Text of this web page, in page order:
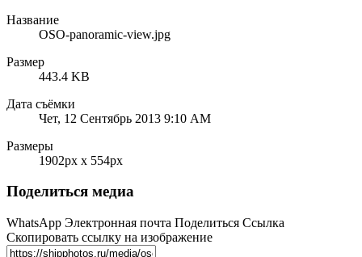
Название
OSO-panoramic-view.jpg
Размер
443.4 KB
Дата съёмки
Чет, 12 Сентябрь 2013 9:10 AM
Размеры
1902px x 554px
Поделиться медиа
WhatsApp Электронная почта Поделиться Ссылка
Скопировать ссылку на изображение